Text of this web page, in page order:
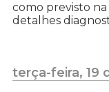
como previsto
detalhes
terça-feira, 19